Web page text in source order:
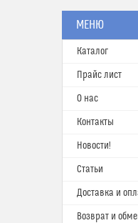
Каталог
Прайс лист
О нас
Контакты
Новости!
Статьи
Доставка и
Возврат и